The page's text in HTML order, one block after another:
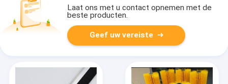
Laat ons met u contact opnemen met de
beste producten.
Geef uw vereiste